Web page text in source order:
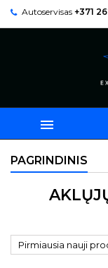
Autoservisas +371

PAGRINDINIS
Pirmiausia nauji